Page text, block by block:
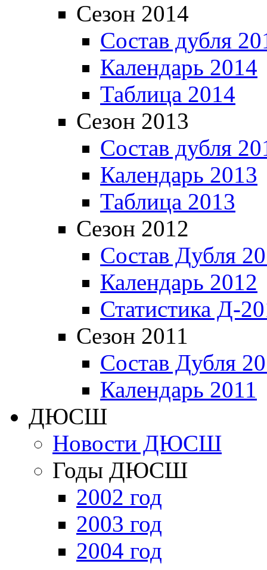
Сезон 2014
Состав дубля
Календарь 2014
Таблица 2014
Сезон 2013
Состав дубля
Календарь 2013
Таблица 2013
Сезон 2012
Состав Дубля
Календарь 2012
Статистика Д-
Сезон 2011
Состав Дубля
Календарь 2011
ДЮСШ
Новости ДЮСШ
Годы ДЮСШ
2002 год
2003 год
2004 год